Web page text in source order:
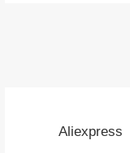
Aliexpress